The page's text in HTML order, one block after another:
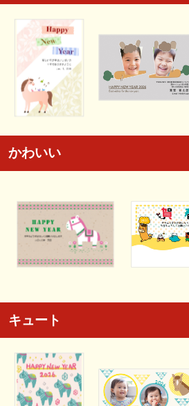
かわいい
キュート